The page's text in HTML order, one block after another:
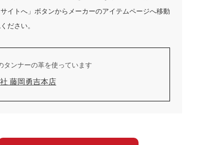
イトへ」ボタンからメーカーのアイテムページへ移動
ださい。
タンナーの革を使っています
藤岡勇吉本店